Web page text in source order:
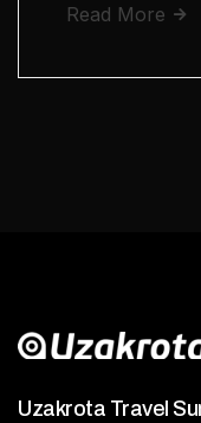
Read More
Uzakrota Travel